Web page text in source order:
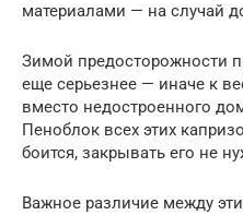
материалами — на случай
Зимой предосторожности
еще серьезнее — иначе к
вместо недостроенного
Пеноблок всех этих
боится, закрывать его не
Важное различие между